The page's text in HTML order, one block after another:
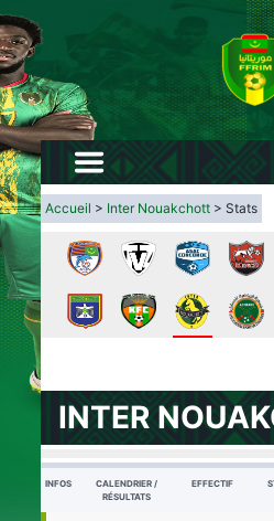
Accueil > Inter Nouakchott > Stats
INTER
INFOS
CALENDRIER /
RÉSULTATS
EFFECTIF